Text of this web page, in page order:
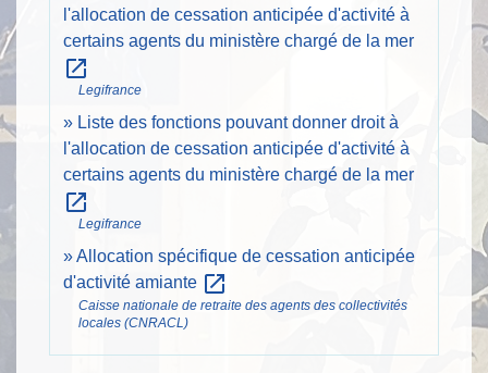
l'allocation de cessation anticipée d'activité à
certains agents du ministère chargé de la mer
open_in_new
Legifrance
Liste des fonctions pouvant donner droit à
l'allocation de cessation anticipée d'activité à
certains agents du ministère chargé de la mer
open_in_new
Legifrance
Allocation spécifique de cessation anticipée
d'activité amiante open_in_new
Caisse nationale de retraite des agents des collectivités
locales (CNRACL)